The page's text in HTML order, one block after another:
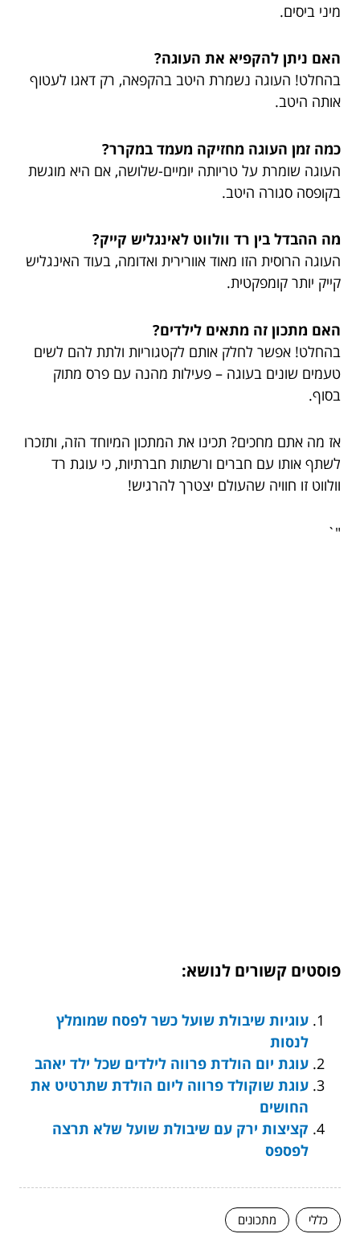
מיני ביסים.
האם ניתן להקפיא את העוגה?
בהחלט! העוגה נשמרת היטב בהקפאה, רק דאגו לעטוף
אותה היטב.
כמה זמן העוגה מחזיקה מעמד במקרר?
העוגה שומרת על טריותה יומיים-שלושה, אם היא מוגשת
בקופסה סגורה היטב.
מה ההבדל בין רד וולווט לאינגליש קייק?
העוגה הרוסית הזו מאוד אוורירית ואדומה, בעוד האינגליש
קייק יותר קומפקטית.
האם מתכון זה מתאים לילדים?
בהחלט! אפשר לחלק אותם לקטגוריות ולתת להם לשים
טעמים שונים בעוגה – פעילות מהנה עם פרס מתוק
בסוף.
אז מה אתם מחכים? תכינו את המתכון המיוחד הזה, ותזכרו
לשתף אותו עם חברים ורשתות חברתיות, כי עוגת רד
וולווט זו חוויה שהעולם יצטרך להרגיש!
"`
פוסטים קשורים לנושא:
עוגיות שיבולת שועל כשר לפסח שמומלץ
לנסות
עוגת יום הולדת פרווה לילדים שכל ילד יאהב
עוגת שוקולד פרווה ליום הולדת שתרטיט את
החושים
קציצות ירק עם שיבולת שועל שלא תרצה
לפספס
כללי מתכונים